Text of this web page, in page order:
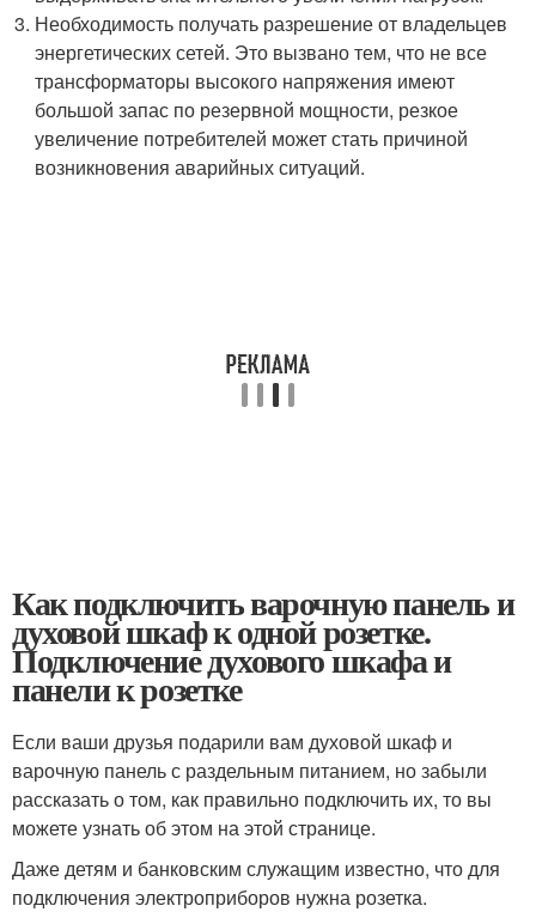
Необходимость получать разрешение от владельцев
энергетических сетей. Это вызвано тем, что не все
трансформаторы высокого напряжения имеют
большой запас по резервной мощности, резкое
увеличение потребителей может стать причиной
возникновения аварийных ситуаций.
Как подключить варочную панель и
духовой шкаф к одной розетке.
Подключение духового шкафа и
панели к розетке
Если ваши друзья подарили вам духовой шкаф и
варочную панель с раздельным питанием, но забыли
рассказать о том, как правильно подключить их, то вы
можете узнать об этом на этой странице.
Даже детям и банковским служащим известно, что для
подключения электроприборов нужна розетка.